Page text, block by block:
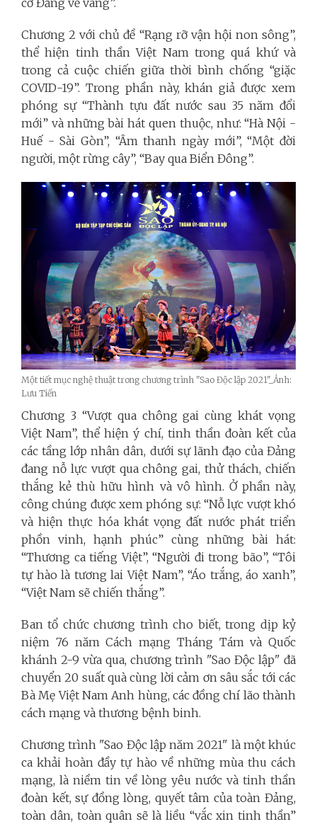
cờ Đảng vẻ vang”.
Chương 2 với chủ đề “Rạng rỡ vận hội non sông”,
thể hiện tinh thần Việt Nam trong quá khứ và
trong cả cuộc chiến giữa thời bình chống “giặc
COVID-19”. Trong phần này, khán giả được xem
phóng sự “Thành tựu đất nước sau 35 năm đổi
mới” và những bài hát quen thuộc, như: “Hà Nội -
Huế - Sài Gòn”, “Âm thanh ngày mới”, “Một đời
người, một rừng cây”, “Bay qua Biển Đông”.
Một tiết mục nghệ thuật trong chương trình "Sao Độc lập 2021"_Ảnh:
Lưu Tiến
Chương 3 “Vượt qua chông gai cùng khát vọng
Việt Nam”, thể hiện ý chí, tinh thần đoàn kết của
các tầng lớp nhân dân, dưới sự lãnh đạo của Đảng
đang nỗ lực vượt qua chông gai, thử thách, chiến
thắng kẻ thù hữu hình và vô hình. Ở phần này,
công chúng được xem phóng sự: “Nỗ lực vượt khó
và hiện thực hóa khát vọng đất nước phát triển
phồn vinh, hạnh phúc” cùng những bài hát:
“Thương ca tiếng Việt”, “Người đi trong bão”, “Tôi
tự hào là tương lai Việt Nam”, “Áo trắng, áo xanh”,
“Việt Nam sẽ chiến thắng”.
Ban tổ chức chương trình cho biết, trong dịp kỷ
niệm 76 năm Cách mạng Tháng Tám và Quốc
khánh 2-9 vừa qua, chương trình "Sao Độc lập" đã
chuyển 20 suất quà cùng lời cảm ơn sâu sắc tới các
Bà Mẹ Việt Nam Anh hùng, các đồng chí lão thành
cách mạng và thương bệnh binh.
Chương trình "Sao Độc lập năm 2021" là một khúc
ca khải hoàn đầy tự hào về những mùa thu cách
mạng, là niềm tin về lòng yêu nước và tinh thần
đoàn kết, sự đồng lòng, quyết tâm của toàn Đảng,
toàn dân, toàn quân sẽ là liều “vắc xin tinh thần”